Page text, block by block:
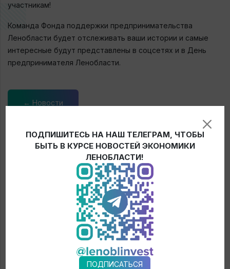
участникам!
Команда Фонда поддержки предпринимательства
Ленобласти будет отслеживать ваши истории и самые
интересные будут представлены в соцсетях и в День
предпринимателя Ленобласти.
← Новости
ПОДПИШИТЕСЬ НА НАШ ТЕЛЕГРАМ, ЧТОБЫ
БЫТЬ В КУРСЕ НОВОСТЕЙ ЭКОНОМИКИ
ЛЕНОБЛАСТИ!
ПОДПИСАТЬСЯ